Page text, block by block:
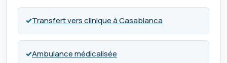
✓Transfert vers clinique à Casablanca
✓Ambulance médicalisée